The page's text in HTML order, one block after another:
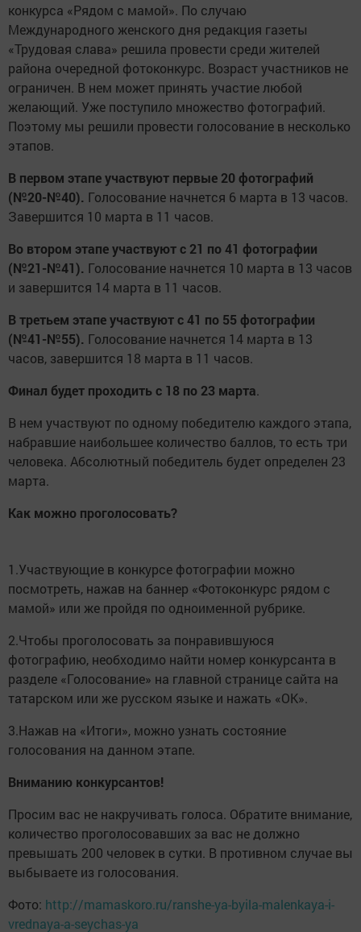
конкурса «Рядом с мамой». По случаю
Международного женского дня редакция газеты
«Трудовая слава» решила провести среди жителей
района очередной фотоконкурс. Возраст участников не
ограничен. В нем может принять участие любой
желающий. Уже поступило множество фотографий.
Поэтому мы решили провести голосование в несколько
этапов.
В первом этапе участвуют первые 20 фотографий
(№20-№40). Голосование начнется 6 марта в 13 часов.
Завершится 10 марта в 11 часов.
Во втором этапе участвуют с 21 по 41 фотографии
(№21-№41). Голосование начнется 10 марта в 13 часов
и завершится 14 марта в 11 часов.
В третьем этапе участвуют с 41 по 55 фотографии
(№41-№55). Голосование начнется 14 марта в 13
часов, завершится 18 марта в 11 часов.
Финал будет проходить с 18 по 23 марта.
В нем участвуют по одному победителю каждого этапа,
набравшие наибольшее количество баллов, то есть три
человека. Абсолютный победитель будет определен 23
марта.
Как можно проголосовать?
1.Участвующие в конкурсе фотографии можно
посмотреть, нажав на баннер «Фотоконкурс рядом с
мамой» или же пройдя по одноименной рубрике.
2.Чтобы проголосовать за понравившуюся
фотографию, необходимо найти номер конкурсанта в
разделе «Голосование» на главной странице сайта на
татарском или же русском языке и нажать «ОК».
3.Нажав на «Итоги», можно узнать состояние
голосования на данном этапе.
Вниманию конкурсантов!
Просим вас не накручивать голоса. Обратите внимание,
количество проголосовавших за вас не должно
превышать 200 человек в сутки. В противном случае вы
выбываете из голосования.
Фото: http://mamaskoro.ru/ranshe-ya-byila-malenkaya-i-
vrednaya-a-seychas-ya